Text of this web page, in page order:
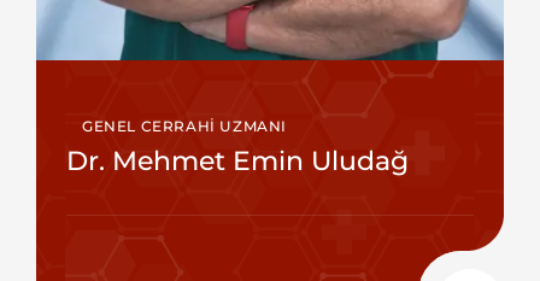
GENEL CERRAHI UZMANI
Dr. Mehmet Emin Uludağ